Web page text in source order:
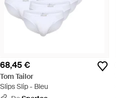
68,45 €
Tom Tailor
Slips Slip - Bleu